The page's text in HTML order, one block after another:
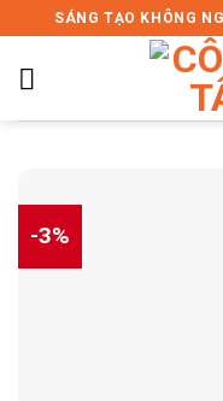
to
content
SÁNG TẠO KHÔNG
-3%